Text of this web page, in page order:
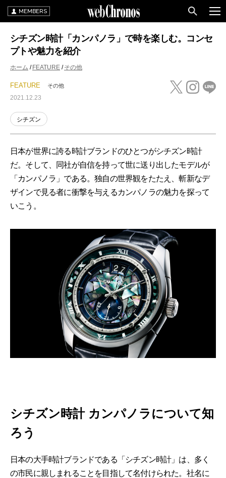
MEMBERS
シチズン時計「カンパノラ」で時を楽しむ。コンセ
プトや魅力を紹介
ホーム FEATURE その他
FEATURE その他
2021.12.23
シチズン
日本が世界に誇る時計ブランドのひとつがシチズン時計
だ。そして、同社が自信を持って世に送り出したモデルが
「カンパノラ」である。独自の世界観をたたえ、斬新なデ
ザインで見る者に衝撃を与えるカンパノラの魅力を探って
いこう。
シチズン時計 カンパノラについて知
ろう
日本の大手時計ブランドである「シチズン時計」は、多く
の市民に親しまれることを目指して名付けられた。社名に